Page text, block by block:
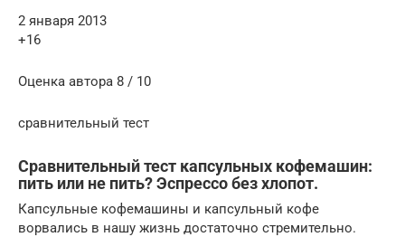
2 января 2013
+16
Оценка автора 8 / 10
сравнительный тест
Сравнительный тест капсульных кофемашин:
пить или не пить? Эспрессо без хлопот.
Капсульные кофемашины и капсульный кофе
ворвались в нашу жизнь достаточно стремительно.